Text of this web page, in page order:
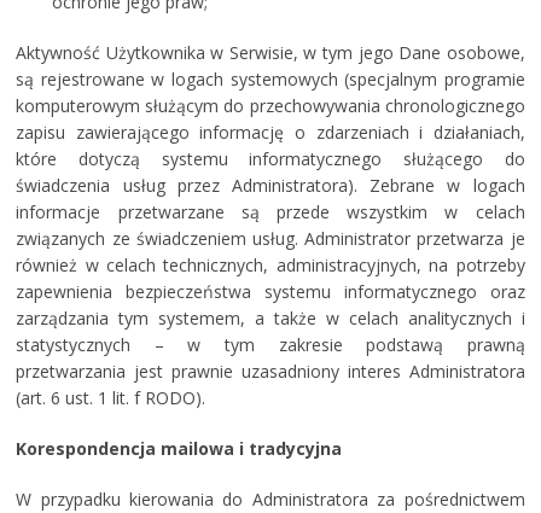
Aktywność Użytkownika w Serwisie, w tym jego Dane osobowe,
są rejestrowane w logach systemowych (specjalnym programie
komputerowym służącym do przechowywania chronologicznego
zapisu zawierającego informację o zdarzeniach i działaniach,
które dotyczą systemu informatycznego służącego do
świadczenia usług przez Administratora). Zebrane w logach
informacje przetwarzane są przede wszystkim w celach
związanych ze świadczeniem usług. Administrator przetwarza je
również w celach technicznych, administracyjnych, na potrzeby
zapewnienia bezpieczeństwa systemu informatycznego oraz
zarządzania tym systemem, a także w celach analitycznych i
statystycznych – w tym zakresie podstawą prawną
przetwarzania jest prawnie uzasadniony interes Administratora
(art. 6 ust. 1 lit. f RODO).
Korespondencja mailowa i tradycyjna
W przypadku kierowania do Administratora za pośrednictwem